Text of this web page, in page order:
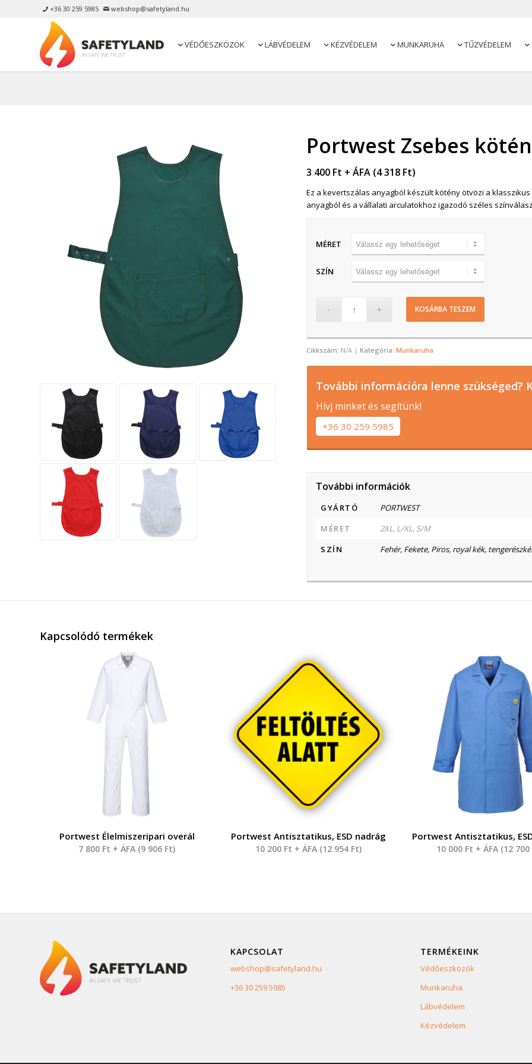
 +36 30 259 5985  webshop@safetyland.hu
 VÉDŐESZKÖZÖK  LÁBVÉDELEM  KÉZVÉDELEM  MUNKARUHA  TŰZVÉDELEM 
Portwest Zsebes
3 400 Ft + ÁFA (4 318 Ft)
Ez a kevertszálas anyagból készült kötény ötvözi a
anyagból és a vállalati arculatokhoz igazodó széles
MÉRET
SZÍN
KOSÁRBA TESZEM
Cikkszám: N/A Kategória:Munkaruha
További információra lenne szükséged?
Hívj minket és segítünk!
+36 30 259 5985
További információk
GYÁRTÓ
PORTWEST
MÉRET
2XL, L/XL, S/M
SZÍN
Fehér, Fekete, Piros, royal kék,
Kapcsolódó termékek
Portwest Élelmiszeripari overál
7 800 Ft + ÁFA (9 906 Ft)
Portwest Antisztatikus, ESD nadrág
10 200 Ft + ÁFA (12 954 Ft)
Portwest Antisztatikus,
10 000 Ft + ÁFA (12 700
KAPCSOLAT
webshop@safetyland.hu
+36 30 259 5985
TERMÉKEINK
Védőeszközök
Munkaruha
Lábvédelem
Kézvédelem